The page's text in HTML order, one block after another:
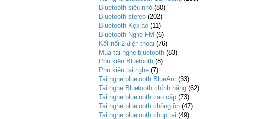
Bluetooth siêu nhỏ (80)
Bluetooth stereo (202)
Bluetooth-Kẹp áo (11)
Bluetooth-Nghe FM (6)
Kết nối 2 điện thoại (76)
Mua tai nghe bluetooth (83)
Phụ kiện Bluetooth (8)
Phụ kiện tai nghe (7)
Tai nghe bluetooth BlueAnt (33)
Tai nghe Bluetooth chính hãng (62)
Tai nghe bluetooth cao cấp (73)
Tai nghe bluetooth chống ồn (47)
Tai nghe bluetooth chụp tai (49)